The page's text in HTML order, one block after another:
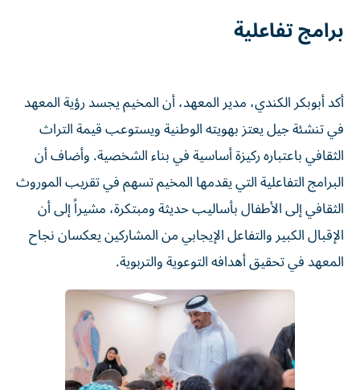
برامج تفاعلية
أكد أبوبكر الكندي، مدير المعهد، أن المخيم يجسد رؤية المعهد
في تنشئة جيل يعتز بهويته الوطنية ويستوعب قيمة التراث
الثقافي باعتباره ركيزة أساسية في بناء الشخصية. وأضاف أن
البرامج التفاعلية التي يقدمها المخيم تسهم في تقريب الموروث
الثقافي إلى الأطفال بأساليب حديثة ومبتكرة، مشيراً إلى أن
الإقبال الكبير والتفاعل الإيجابي من المشاركين يعكسان نجاح
المعهد في تحقيق أهدافه التوعوية والتربوية.